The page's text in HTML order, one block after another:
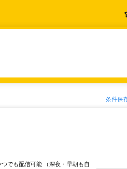
条件保
でも配信可能 （深夜・早朝も自